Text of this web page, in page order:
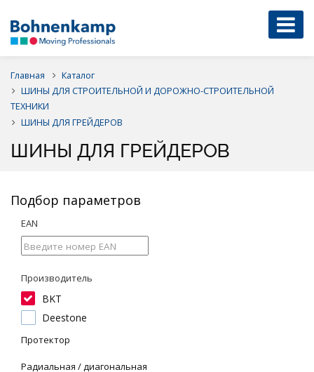
Главная
Каталог
ШИНЫ ДЛЯ СТРОИТЕЛЬНОЙ И ДОРОЖНО-СТРОИТЕЛЬНОЙ
ТЕХНИКИ
ШИНЫ ДЛЯ ГРЕЙДЕРОВ
ШИНЫ ДЛЯ ГРЕЙДЕРОВ
Подбор параметров
EAN
Производитель
BKT
Deestone
Протектор
Радиальная / диагональная